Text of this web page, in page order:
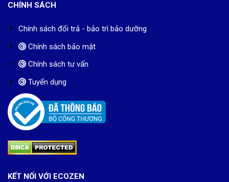
CHÍNH SÁCH
Chính sách đổi trả - bảo trì bảo dưỡng
Chính sách bảo mật
Chính sách tư vấn
Tuyển dụng
KẾT NỐI VỚI ECOZEN